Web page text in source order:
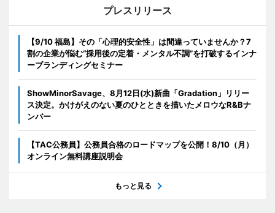
プレスリリース
【9/10 福島】その「心理的安全性」は間違っていませんか？7
割の企業が悩む“採用後の定着・メンタル不調”を打破するインナ
ーブランディングセミナー
ShowMinorSavage、8月12日(水)新曲「Gradation」リリー
ス決定。かけがえのない夏のひとときを描いたメロウなR&Bナ
ンバー
【TAC公務員】公務員合格のロードマップを公開！8/10（月）
オンライン無料講座説明会
もっと見る